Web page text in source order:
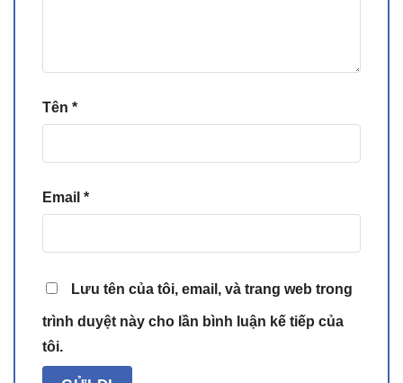
Tên *
Email *
Lưu tên của tôi, email, và trang web trong
trình duyệt này cho lần bình luận kế tiếp của
tôi.